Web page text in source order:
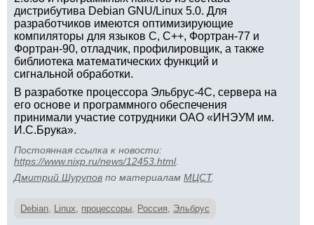
дистрибутива Debian GNU/Linux 5.0. Для
разработчиков имеются оптимизирующие
компиляторы для языков C, C++, Фортран-77 и
Фортран-90, отладчик, профилировщик, а также
библиотека математических функций и
сигнальной обработки.
В разработке процессора Эльбрус-4С, сервера на
его основе и программного обеспечения
принимали участие сотрудники ОАО «ИНЭУМ им.
И.С.Брука».
Постоянная ссылка к новости:
https://www.nixp.ru/news/12453.html.
Дмитрий Шурупов по материалам МЦСТ.
Debian, Linux, процессоры, Россия, Эльбрус